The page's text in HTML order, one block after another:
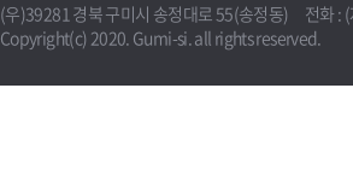
(우)39281 경북 구미시 송정대로 55(송정동) 전화
Copyright(c) 2020. Gumi-si. all rights reserved.